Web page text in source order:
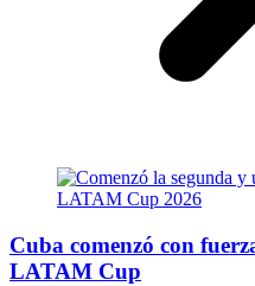
Cuba comenzó con
LATAM Cup